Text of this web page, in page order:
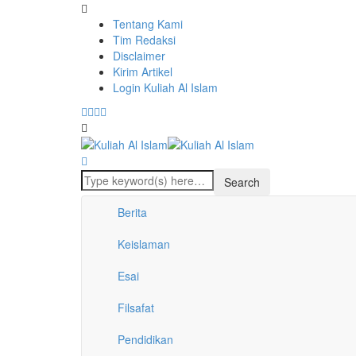
Tentang Kami
Tim Redaksi
Disclaimer
Kirim Artikel
Login Kuliah Al Islam
Berita
Keislaman
Esai
Filsafat
Pendidikan